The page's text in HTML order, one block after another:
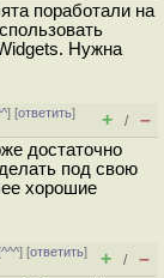
поработали на
Нужна
] [ответить]
+ / –
достаточно
под свою
хорошие
^^^] [ответить]
+ / –